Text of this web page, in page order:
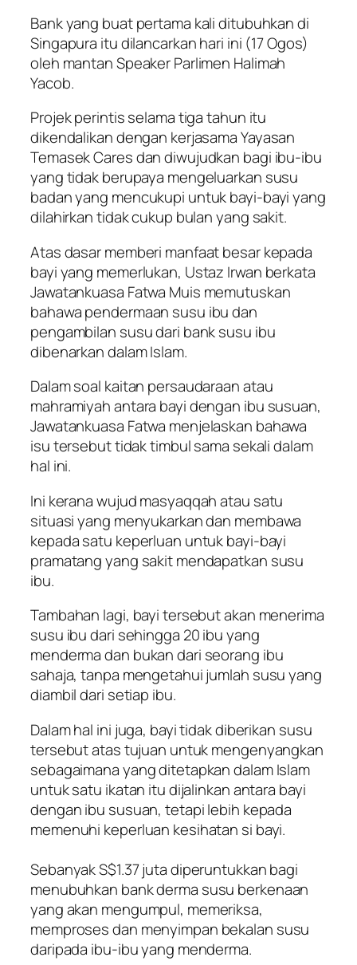
Bank yang buat pertama kali ditubuhkan di
Singapura itu dilancarkan hari ini (17 Ogos)
oleh mantan Speaker Parlimen Halimah
Yacob.
Projek perintis selama tiga tahun itu
dikendalikan dengan kerjasama Yayasan
Temasek Cares dan diwujudkan bagi ibu-ibu
yang tidak berupaya mengeluarkan susu
badan yang mencukupi untuk bayi-bayi yang
dilahirkan tidak cukup bulan yang sakit.
Atas dasar memberi manfaat besar kepada
bayi yang memerlukan, Ustaz Irwan berkata
Jawatankuasa Fatwa Muis memutuskan
bahawa pendermaan susu ibu dan
pengambilan susu dari bank susu ibu
dibenarkan dalam Islam.
Dalam soal kaitan persaudaraan atau
mahramiyah antara bayi dengan ibu susuan,
Jawatankuasa Fatwa menjelaskan bahawa
isu tersebut tidak timbul sama sekali dalam
hal ini.
Ini kerana wujud masyaqqah atau satu
situasi yang menyukarkan dan membawa
kepada satu keperluan untuk bayi-bayi
pramatang yang sakit mendapatkan susu
ibu.
Tambahan lagi, bayi tersebut akan menerima
susu ibu dari sehingga 20 ibu yang
menderma dan bukan dari seorang ibu
sahaja, tanpa mengetahui jumlah susu yang
diambil dari setiap ibu.
Dalam hal ini juga, bayi tidak diberikan susu
tersebut atas tujuan untuk mengenyangkan
sebagaimana yang ditetapkan dalam Islam
untuk satu ikatan itu dijalinkan antara bayi
dengan ibu susuan, tetapi lebih kepada
memenuhi keperluan kesihatan si bayi.
Sebanyak S$1.37 juta diperuntukkan bagi
menubuhkan bank derma susu berkenaan
yang akan mengumpul, memeriksa,
memproses dan menyimpan bekalan susu
daripada ibu-ibu yang menderma.